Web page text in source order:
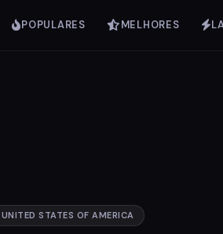
POPULARES MELHORES
STATES OF AMERICA